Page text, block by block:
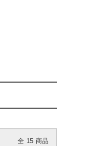
全 15 商品